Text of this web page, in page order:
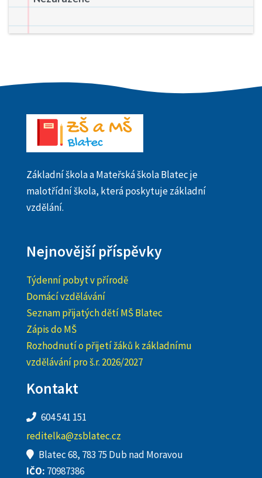
Základní škola a Mateřská škola Blatec je
malotřídní škola, která poskytuje základní
vzdělání.
Nejnovější příspěvky
Týdenní pobyt v přírodě
Domácí vzdělávání
Seznam přijatých dětí MŠ Blatec
Zápis do MŠ
Rozhodnutí o přijetí žáků k základnímu
vzdělávání pro š.r. 2026/2027
Kontakt
604 541 151
reditelka@zsblatec.cz
Blatec 68, 783 75 Dub nad Moravou
IČO: 70987386